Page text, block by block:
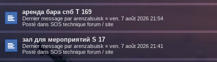
аренда бара спб T 169
Dernier message par arenzalsuisk « ven. 7 août 2026 21:54
Posté dans SOS technique forum / site
зал для мероприятий S 17
Dernier message par arenzalsuisk « ven. 7 août 2026 21:41
Posté dans SOS technique forum / site